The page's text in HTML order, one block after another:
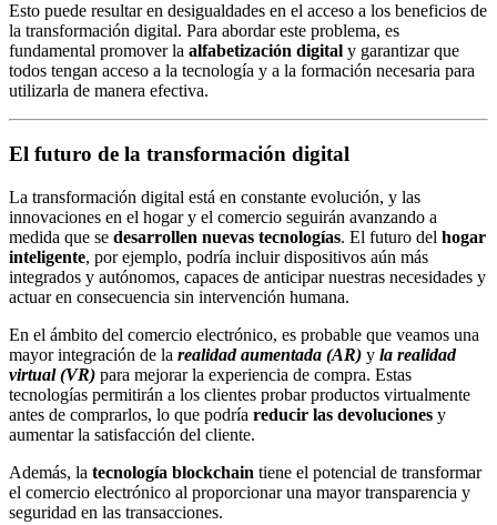
Esto puede resultar en desigualdades en el acceso a los beneficios de
la transformación digital. Para abordar este problema, es
fundamental promover la alfabetización digital y garantizar que
todos tengan acceso a la tecnología y a la formación necesaria para
utilizarla de manera efectiva.
El futuro de la transformación digital
La transformación digital está en constante evolución, y las
innovaciones en el hogar y el comercio seguirán avanzando a
medida que se desarrollen nuevas tecnologías. El futuro del hogar
inteligente, por ejemplo, podría incluir dispositivos aún más
integrados y autónomos, capaces de anticipar nuestras necesidades y
actuar en consecuencia sin intervención humana.
En el ámbito del comercio electrónico, es probable que veamos una
mayor integración de la realidad aumentada (AR) y la realidad
virtual (VR) para mejorar la experiencia de compra. Estas
tecnologías permitirán a los clientes probar productos virtualmente
antes de comprarlos, lo que podría reducir las devoluciones y
aumentar la satisfacción del cliente.
Además, la tecnología blockchain tiene el potencial de transformar
el comercio electrónico al proporcionar una mayor transparencia y
seguridad en las transacciones.